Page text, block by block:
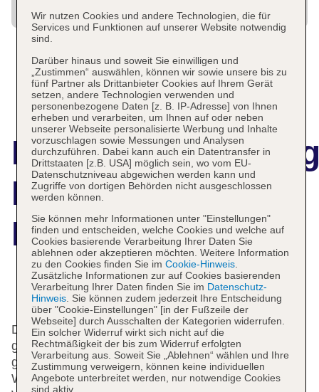
Hotel
Marshyangdi
Das bietet Ihre Unterkunft
Das freundliche Personal an der Rezeption ist
gerne bei allen Fragen behilflich. Zur Einrichtung
gehören eine Gepäckaufbewahrung, ein Safe, eine
Wechselstube und ein Geldautomat. Im Hotel steht
Wir nutzen Cookies und andere Technologien, die für
Services und Funktionen auf unserer Website notwendig
sind.
Darüber hinaus und soweit Sie einwilligen und
„Zustimmen“ auswählen, können wir sowie unsere bis zu
fünf Partner als Drittanbieter Cookies auf Ihrem Gerät
setzen, andere Technologien verwenden und
personenbezogene Daten [z. B. IP-Adresse] von Ihnen
erheben und verarbeiten, um Ihnen auf oder neben
unserer Webseite personalisierte Werbung und Inhalte
vorzuschlagen sowie Messungen und Analysen
durchzuführen. Dabei kann auch ein Datentransfer in
Drittstaaten [z.B. USA] möglich sein, wo vom EU-
Datenschutzniveau abgewichen werden kann und
Zugriffe von dortigen Behörden nicht ausgeschlossen
werden können.
Sie können mehr Informationen unter "Einstellungen"
finden und entscheiden, welche Cookies und welche auf
Cookies basierende Verarbeitung Ihrer Daten Sie
ablehnen oder akzeptieren möchten. Weitere Information
zu den Cookies finden Sie im Cookie-Hinweis.
Zusätzliche Informationen zur auf Cookies basierenden
Verarbeitung Ihrer Daten finden Sie im Datenschutz-
Hinweis. Sie können zudem jederzeit Ihre Entscheidung
über "Cookie-Einstellungen" [in der Fußzeile der
Webseite] durch Ausschalten der Kategorien widerrufen.
Ein solcher Widerruf wirkt sich nicht auf die
Rechtmäßigkeit der bis zum Widerruf erfolgten
Verarbeitung aus. Soweit Sie „Ablehnen“ wählen und Ihre
Zustimmung verweigern, können keine individuellen
Angebote unterbreitet werden, nur notwendige Cookies
sind aktiv.